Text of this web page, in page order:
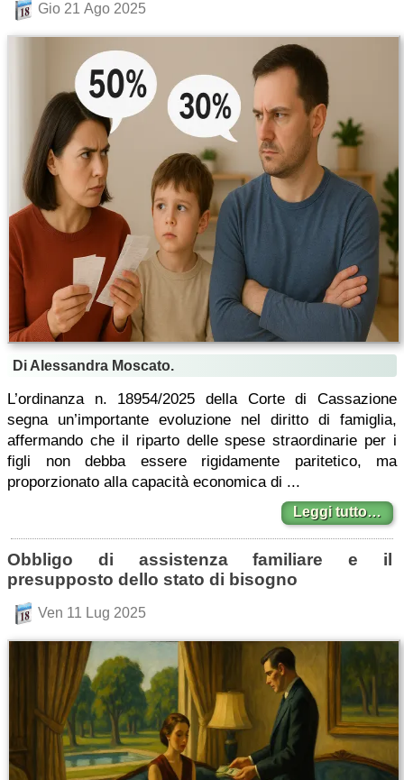
Gio 21 Ago 2025
Di Alessandra Moscato.
L’ordinanza n. 18954/2025 della Corte di Cassazione
segna un’importante evoluzione nel diritto di famiglia,
affermando che il riparto delle spese straordinarie per i
figli non debba essere rigidamente paritetico, ma
proporzionato alla capacità economica di ...
Leggi tutto…
Obbligo di assistenza familiare e il
presupposto dello stato di bisogno
Ven 11 Lug 2025